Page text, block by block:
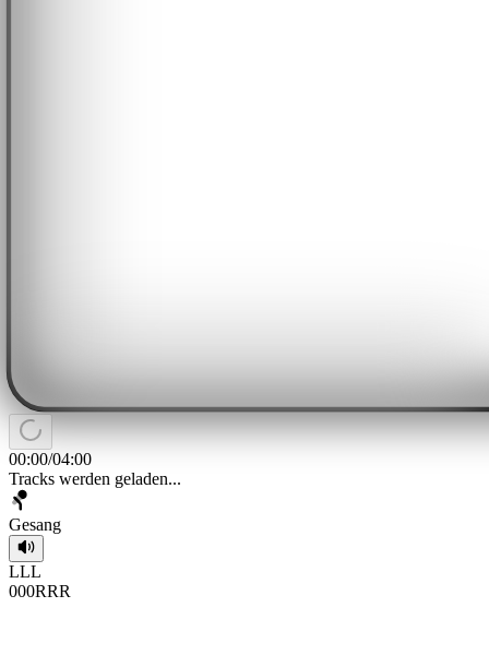
00:00/04:00
Tracks werden geladen...
Gesang
LLL
000RRR